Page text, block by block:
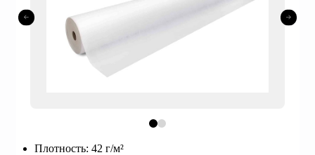
0 1
Плотность: 42 г/м²